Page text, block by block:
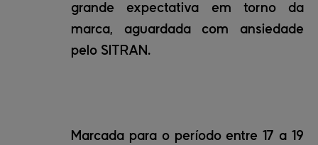
grande expectativa em torno da
marca, aguardada com ansiedade
pelo SITRAN.
Marcada para o período entre 17 a 19